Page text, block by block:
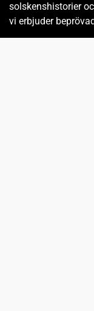
solskenshistorier
vi erbjuder